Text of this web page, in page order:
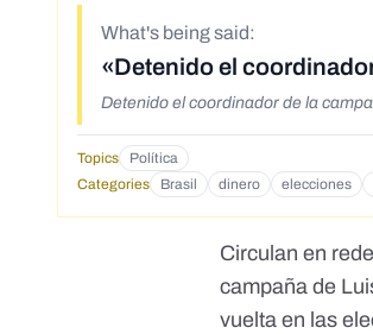
What's being said:
«Detenido el
Detenido el coordinador de la
Topics Política
Categories
Brasil dinero elecciones
Circulan en
campaña de
vuelta en las